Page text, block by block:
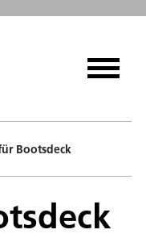
Bootsdeck